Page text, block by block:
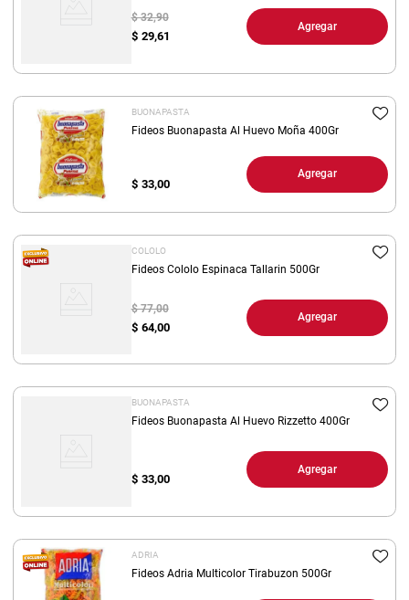
$ 29,61
$ 32,90
Agregar
BUONAPASTA
Fideos Buonapasta Al Huevo Moña 400Gr
$ 33,00
Agregar
COLOLO
Fideos Cololo Espinaca Tallarin 500Gr
$ 64,00
$ 77,00
Agregar
BUONAPASTA
Fideos Buonapasta Al Huevo Rizzetto 400Gr
$ 33,00
Agregar
ADRIA
Fideos Adria Multicolor Tirabuzon 500Gr